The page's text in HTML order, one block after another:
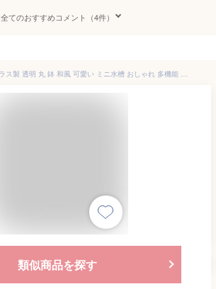
全てのおすすめコメント（4件）
29cm 金魚鉢 ガラス製 透明 丸 鉢 和風 可愛い ミニ水槽 おしゃれ 多機能 観葉植物を入れて 万能ガラス容器 大容量 金魚 ベタ メダカ アカヒレなど 砂あび 砂場 砂あそび
類似商品を探す